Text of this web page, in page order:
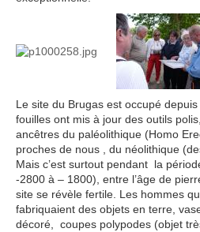
Le site du Brugas est occupé
fouilles ont mis à jour des outils
ancêtres du paléolithique (Homo
proches de nous , du néolithique
Mais c’est surtout pendant la
-2800 à – 1800), entre l’âge de
site se révèle fertile. Les hommes
fabriquaient des objets en terre,
décoré, coupes polypodes (objet